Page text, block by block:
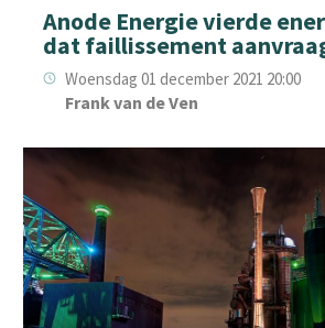
Anode Energie vierde
dat faillissement
Woensdag 01 december 2021 20:00
Frank van de Ven